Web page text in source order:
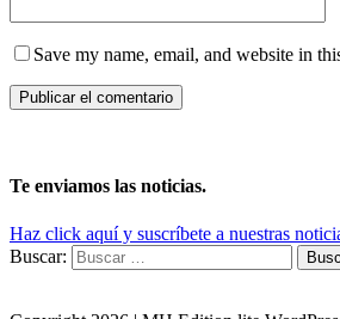
Save my name, email, and website in
Te enviamos las noticias.
Haz click aquí y suscríbete a nuestras
Buscar: